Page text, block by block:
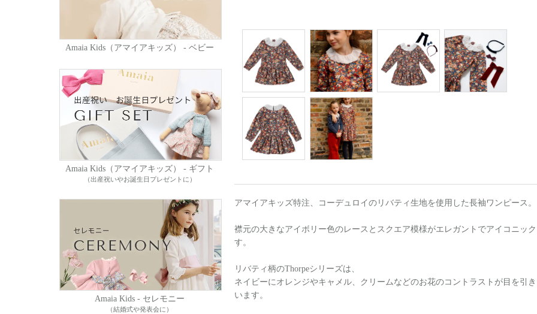
アマイアキッズ特注、コーデュロイのリバティ生地を使用した長袖ワンピース。
襟元の大きなアイボリー色のレースとスクエア模様がエレガントでアイコニッ
す。
リバティ柄のThorpeシリーズは、
ネイビーにオレンジやキャメル、クリームなどのお花のコントラストが目を引
います。
Amaia Kids（アマイアキッズ） - ベビー
Amaia Kids（アマイアキッズ） - ギフト
（出産祝いやお誕生日プレゼントに）
Amaia Kids - セレモニー
（結婚式や発表会に）